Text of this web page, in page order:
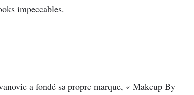
impeccables.
a fondé sa propre marque, « Makeup By